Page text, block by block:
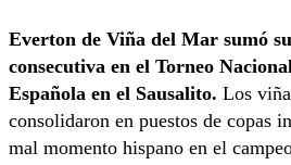
Everton de Viña del Mar sumó
consecutiva en el Torneo
Española en el Sausalito. Los
consolidaron en puestos de copas
mal momento hispano en el